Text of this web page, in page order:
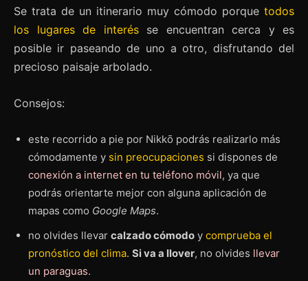
Se trata de un itinerario muy cómodo porque todos
los lugares de interésse encuentran cerca y es
posible ir paseando de uno a otro, disfrutando del
precioso paisaje arbolado.
Consejos:
este recorrido a pie por Nikkō podrás realizarlo más
cómodamente y sin preocupaciones si dispones de
conexión a internet en tu teléfono móvil, ya que
podrás orientarte mejor con alguna aplicación de
mapas como Google Maps.
no olvides llevar calzado cómodo y comprueba el
pronóstico del clima. Si va a llover, no olvides llevar
un paraguas.